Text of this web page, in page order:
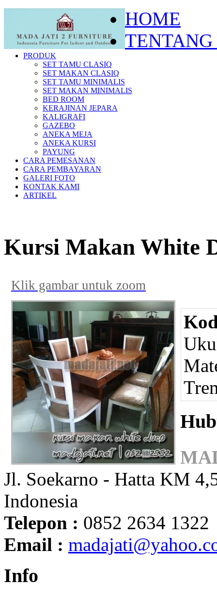
HOME
PRODUK
SET TAMU CLASIQ
SET MAKAN CLASIQ
SET TAMU MINIMALIS
SET MAKAN MINIMALIS
BED ROOM
KERAJINAN JEPARA
KALIGRAFI
GAZEBO
ANEKA MEJA
ANEKA KURSI
PAYUNG
CARA PEMESANAN
CARA PEMBAYARAN
GALERI FOTO
KONTAK KAMI
ARTIKEL
Kursi Makan White
Klik gambar untuk zoom
Jl. Soekarno - Hatta KM
Indonesia
Telepon : 0852 2634 1322
Email :
Info